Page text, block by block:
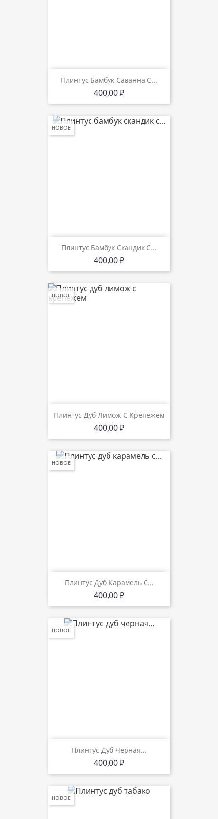
Плинтус Бамбук Саванна С...
Цена
400,00 ₽
Плинтус Бамбук Скандик С...
Цена
400,00 ₽
НОВОЕ
Плинтус Дуб Лимож С Крепежем
Цена
400,00 ₽
НОВОЕ
Плинтус Дуб Карамель С...
Цена
400,00 ₽
НОВОЕ
Плинтус Дуб Черная...
Цена
400,00 ₽
НОВОЕ
НОВОЕ